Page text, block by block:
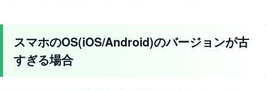
スマホのOS(iOS/Android)のバージョンが古
すぎる場合